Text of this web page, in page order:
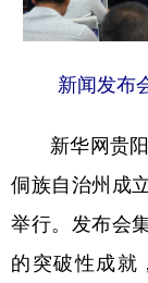
地方频道
北京
辽宁
浙江
山东
新闻发布
新华网贵阳
侗族自治州成
举行。发布会
的突破性成就